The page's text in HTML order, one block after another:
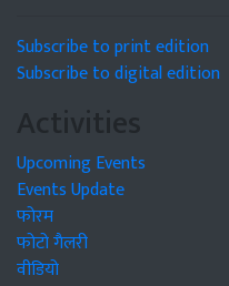
Subscribe to print edition
Subscribe to digital edition
Activities
Upcoming Events
Events Update
फोरम
फोटो गैलरी
वीडियो